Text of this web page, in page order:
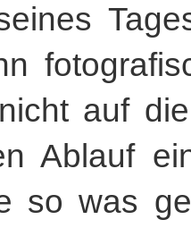
auf
Ablauf
so was